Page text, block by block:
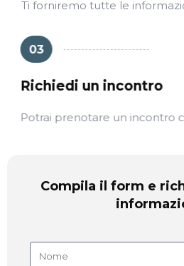
Ti forniremo tutte le
03
Richiedi un incontro
Potrai prenotare un incontro
Compila il form e